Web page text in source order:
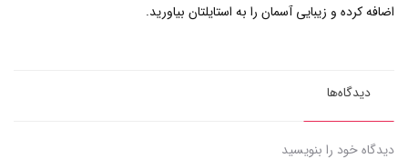
اضافه کرده و زیبایی آسمان را به استایلتان بیاورید.
دیدگاه‌ها
دیدگاه خود را بنویسید